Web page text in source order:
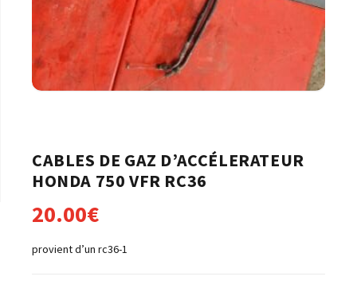
CABLES DE GAZ D’ACCÉLERATEUR
HONDA 750 VFR RC36
20.00€
provient d’un rc36-1